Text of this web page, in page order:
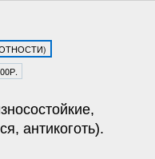
антикоготь).